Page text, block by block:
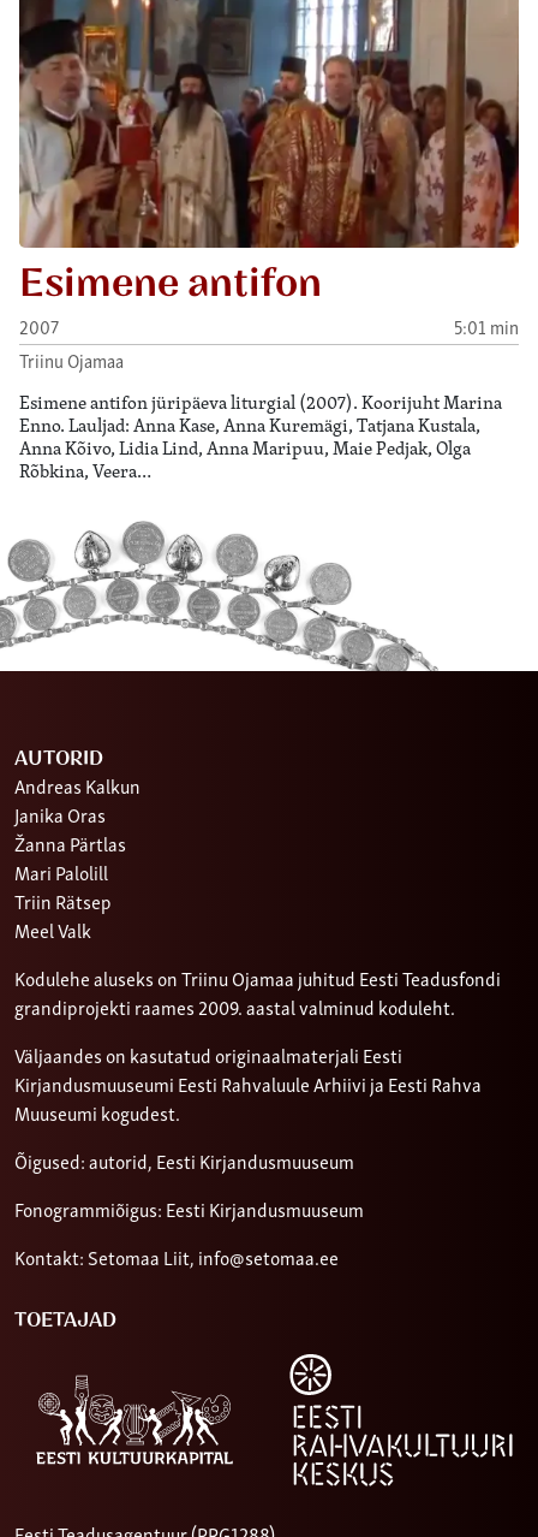
Esimene antifon
2007
5:01 min
Triinu Ojamaa
Esimene antifon jüripäeva liturgial (2007). Koorijuht Marina
Enno. Lauljad: Anna Kase, Anna Kuremägi, Tatjana Kustala,
Anna Kõivo, Lidia Lind, Anna Maripuu, Maie Pedjak, Olga
Rõbkina, Veera…
AUTORID
Andreas Kalkun
Janika Oras
Žanna Pärtlas
Mari Palolill
Triin Rätsep
Meel Valk
Kodulehe aluseks on Triinu Ojamaa juhitud Eesti Teadusfondi
grandiprojekti raames 2009. aastal valminud koduleht.
Väljaandes on kasutatud originaalmaterjali Eesti
Kirjandusmuuseumi Eesti Rahvaluule Arhiivi ja Eesti Rahva
Muuseumi kogudest.
Õigused: autorid, Eesti Kirjandusmuuseum
Fonogrammiõigus: Eesti Kirjandusmuuseum
Kontakt: Setomaa Liit, info@setomaa.ee
TOETAJAD